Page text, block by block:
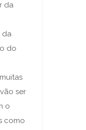
da
da
do
ser
o
como